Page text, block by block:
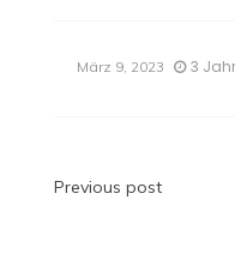
März 9, 2023 3
Previous post